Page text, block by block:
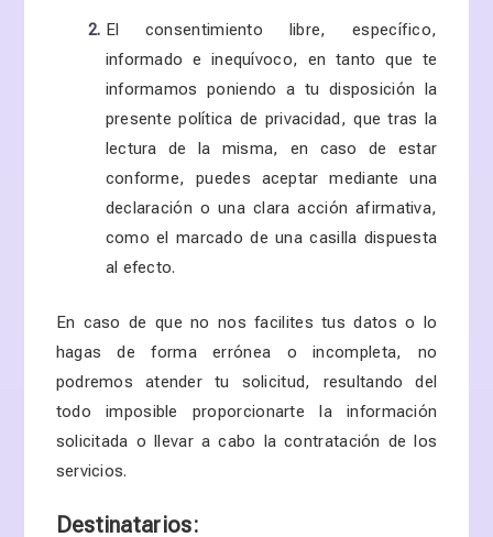
El consentimiento libre, específico,
informado e inequívoco, en tanto que te
informamos poniendo a tu disposición la
presente política de privacidad, que tras la
lectura de la misma, en caso de estar
conforme, puedes aceptar mediante una
declaración o una clara acción afirmativa,
como el marcado de una casilla dispuesta
al efecto.
En caso de que no nos facilites tus datos o lo
hagas de forma errónea o incompleta, no
podremos atender tu solicitud, resultando del
todo imposible proporcionarte la información
solicitada o llevar a cabo la contratación de los
servicios.
Destinatarios: